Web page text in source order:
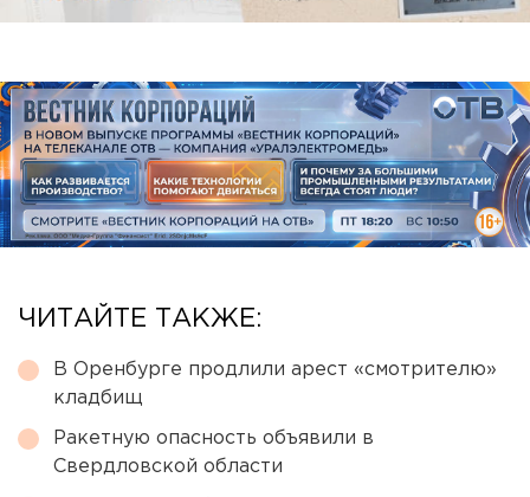
ЧИТАЙТЕ ТАКЖЕ:
В Оренбурге продлили арест «смотрителю»
кладбищ
Ракетную опасность объявили в
Свердловской области